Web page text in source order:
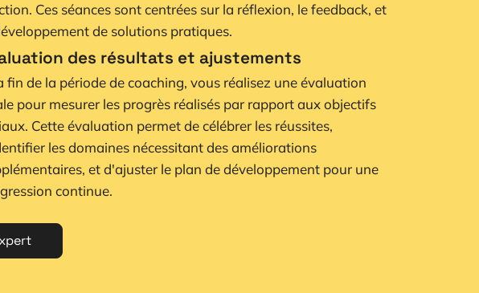
Ces séances sont centrées sur la réflexion, le feedback, et
de solutions pratiques.
des résultats et ajustements
fin de la période de coaching, vous réalisez une évaluation
pour mesurer les progrès réalisés par rapport aux objectifs
Cette évaluation permet de célébrer les réussites,
les domaines nécessitant des améliorations
et d'ajuster le plan de développement pour une
continue.